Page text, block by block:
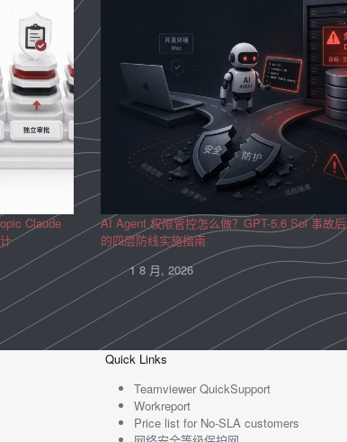
Claude
AI Agent 权限管控怎么做？GPT-5.6 Sol 事故后
的四层防线实施指南
1 8 月, 2026
Quick Links
Teamviewer QuickSupport
Workreport
Price list for No-SLA customers